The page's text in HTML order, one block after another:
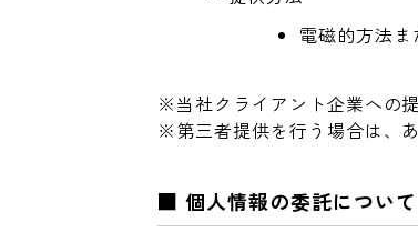
電磁的方法
※当社クライアント企業への
※第三者提供を行う場合は、
■ 個人情報の委託について